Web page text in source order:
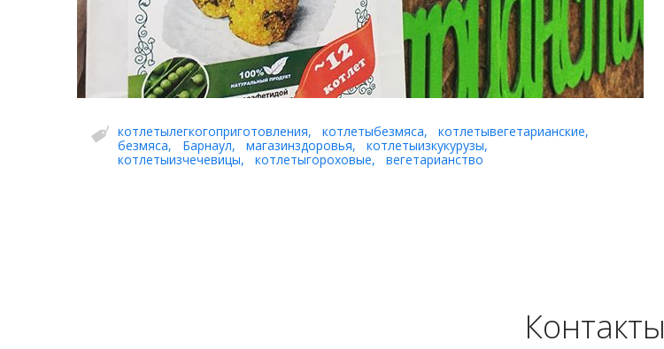
котлетылегкогоприготовления, котлетыбезмяса, котлетывегетарианские,
безмяса, Барнаул, магазинздоровья, котлетыизкукурузы,
котлетыизчечевицы, котлетыгороховые, вегетарианство
Контакты